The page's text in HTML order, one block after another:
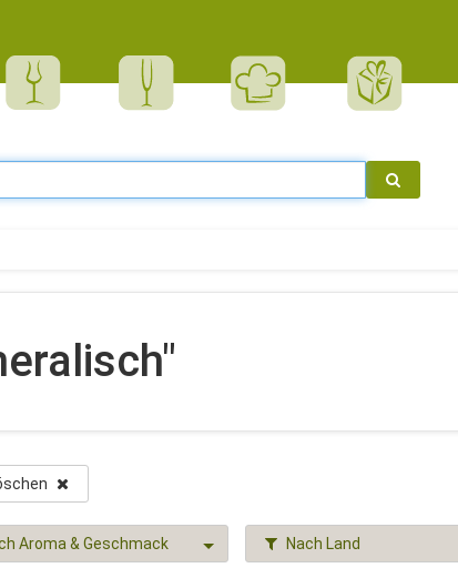
Aroma & Geschmack Nach Land